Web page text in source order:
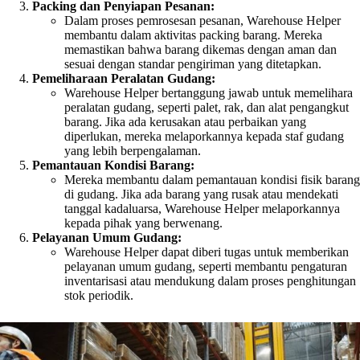
Packing dan Penyiapan Pesanan:
Dalam proses pemrosesan pesanan, Warehouse Helper
membantu dalam aktivitas packing barang. Mereka
memastikan bahwa barang dikemas dengan aman dan
sesuai dengan standar pengiriman yang ditetapkan.
Pemeliharaan Peralatan Gudang:
Warehouse Helper bertanggung jawab untuk memelihara
peralatan gudang, seperti palet, rak, dan alat pengangkut
barang. Jika ada kerusakan atau perbaikan yang
diperlukan, mereka melaporkannya kepada staf gudang
yang lebih berpengalaman.
Pemantauan Kondisi Barang:
Mereka membantu dalam pemantauan kondisi fisik barang
di gudang. Jika ada barang yang rusak atau mendekati
tanggal kadaluarsa, Warehouse Helper melaporkannya
kepada pihak yang berwenang.
Pelayanan Umum Gudang:
Warehouse Helper dapat diberi tugas untuk memberikan
pelayanan umum gudang, seperti membantu pengaturan
inventarisasi atau mendukung dalam proses penghitungan
stok periodik.